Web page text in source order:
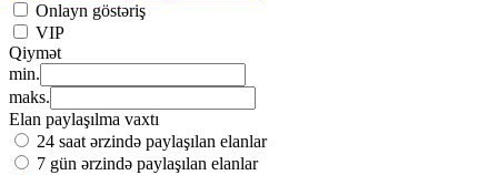
Onlayn göstəriş
VIP
Qiymət
min.
maks.
Elan paylaşılma vaxtı
24 saat ərzində paylaşılan elanlar
7 gün ərzində paylaşılan elanlar